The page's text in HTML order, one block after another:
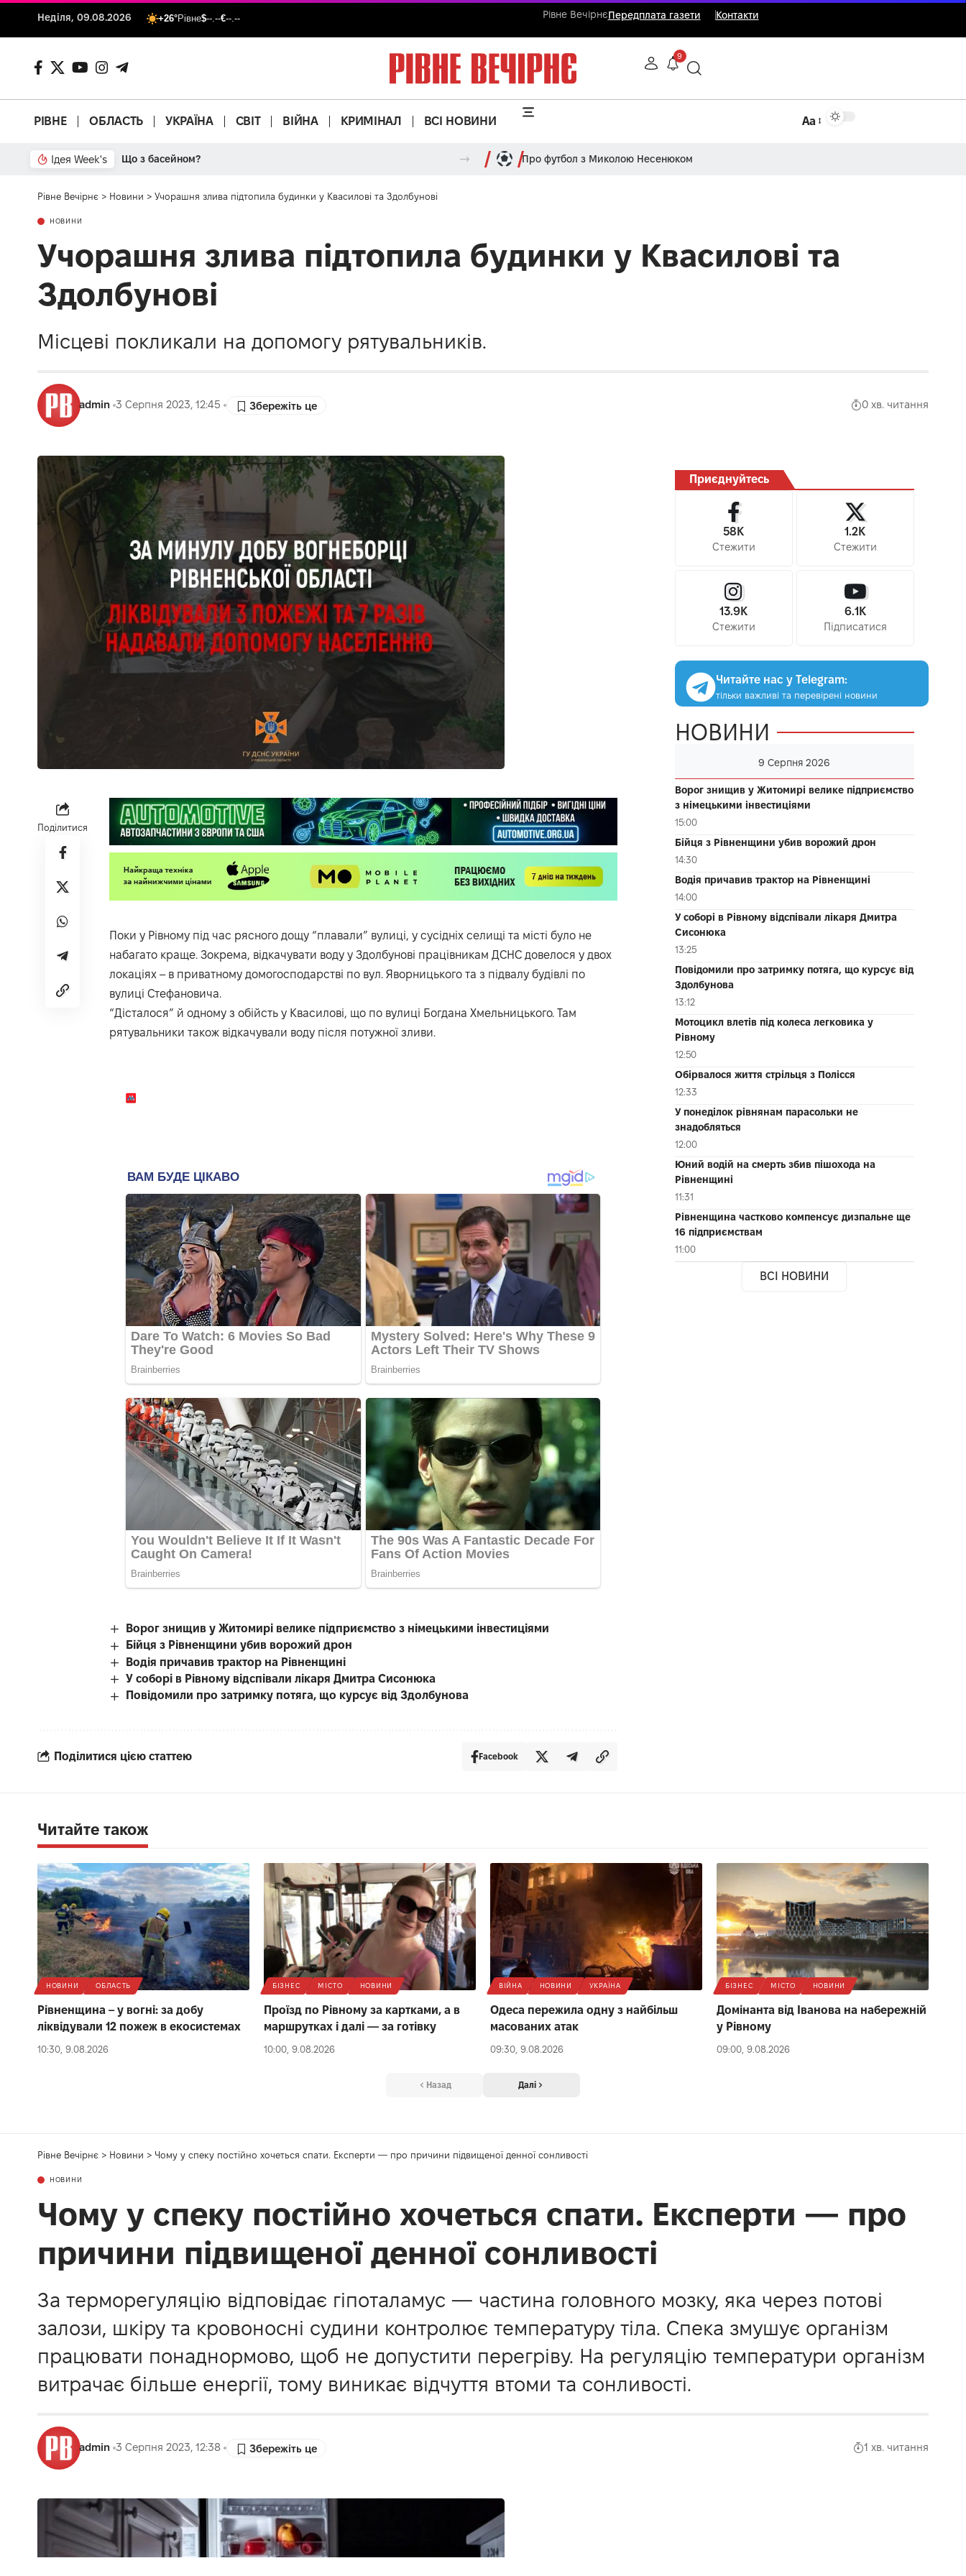
Неділя, 09.08.2026 +26°Рівне$--.--€--.-- Рівне ВечірнєПередплата газети Контакти
9
РІВНЕ ОБЛАСТЬ УКРАЇНА СВІТ ВІЙНА КРИМІНАЛ ВСІ НОВИНИ Аа
Ідея Week's Що з басейном? Про футбол з Миколою Несенюком
Рівне Вечірнє > Новини > Учорашня злива підтопила будинки у Квасилові та Здолбунові
НОВИНИ
Учорашня злива підтопила будинки у Квасилові та
Здолбунові
Місцеві покликали на допомогу рятувальників.
admin 3 Серпня 2023, 12:45 0 хв. читання
Поділитися
Поки у Рівному під час рясного дощу “плавали” вулиці, у сусідніх селищі та місті було не
набагато краще. Зокрема, відкачувати воду у Здолбунові працівникам ДСНС довелося у двох
локаціях – в приватному домогосподарстві по вул. Яворницького та з підвалу будівлі по
вулиці Стефановича.
“Дісталося” й одному з обійсть у Квасилові, що по вулиці Богдана Хмельницького. Там
рятувальники також відкачували воду після потужної зливи.
Ворог знищив у Житомирі велике підприємство з німецькими інвестиціями
Бійця з Рівненщини убив ворожий дрон
Водія причавив трактор на Рівненщині
У соборі в Рівному відспівали лікаря Дмитра Сисонюка
Повідомили про затримку потяга, що курсує від Здолбунова
Поділитися цією статтею Facebook
Приєднуйтесь
58K
Стежити
1.2K
Стежити
13.9K
Стежити
6.1K
Підписатися
Читайте нас у Telegram:
тільки важливі та перевірені новини
НОВИНИ
9 Серпня 2026
Ворог знищив у Житомирі велике підприємство
з німецькими інвестиціями
15:00
Бійця з Рівненщини убив ворожий дрон
14:30
Водія причавив трактор на Рівненщині
14:00
У соборі в Рівному відспівали лікаря Дмитра
Сисонюка
13:25
Повідомили про затримку потяга, що курсує від
Здолбунова
13:12
Мотоцикл влетів під колеса легковика у
Рівному
12:50
Обірвалося життя стрільця з Полісся
12:33
У понеділок рівнянам парасольки не
знадобляться
12:00
Юний водій на смерть збив пішохода на
Рівненщині
11:31
Рівненщина частково компенсує дизпальне ще
16 підприємствам
11:00
ВСІ НОВИНИ
Читайте також
НОВИНИ ОБЛАСТЬ
Рівненщина – у вогні: за добу
ліквідували 12 пожеж в екосистемах
10:30, 9.08.2026
БІЗНЕС МІСТО НОВИНИ
Проїзд по Рівному за картками, а в
маршрутках і далі — за готівку
10:00, 9.08.2026
ВІЙНА НОВИНИ УКРАЇНА
Одеса пережила одну з найбільш
масованих атак
09:30, 9.08.2026
БІЗНЕС МІСТО НОВИНИ
Домінанта від Іванова на набережній
у Рівному
09:00, 9.08.2026
Назад Далі
Рівне Вечірнє > Новини > Чому у спеку постійно хочеться спати. Експерти — про причини підвищеної денної сонливості
НОВИНИ
Чому у спеку постійно хочеться спати. Експерти — про
причини підвищеної денної сонливості
За терморегуляцію відповідає гіпоталамус — частина головного мозку, яка через потові
залози, шкіру та кровоносні судини контролює температуру тіла. Спека змушує організм
працювати понаднормово, щоб не допустити перегріву. На регуляцію температури організм
витрачає більше енергії, тому виникає відчуття втоми та сонливості.
admin 3 Серпня 2023, 12:38 1 хв. читання